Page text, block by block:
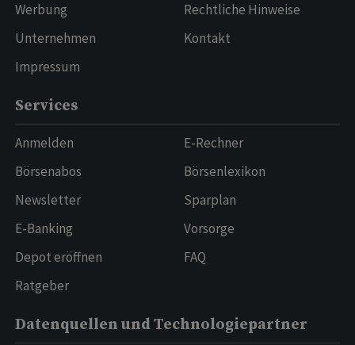
Werbung
Unternehmen
Impressum
Rechtliche Hinweise
Kontakt
Services
Anmelden
Börsenabos
Newsletter
E-Banking
Depot eröffnen
Ratgeber
E-Rechner
Börsenlexikon
Sparplan
Vorsorge
FAQ
Datenquellen und Technologiepartner